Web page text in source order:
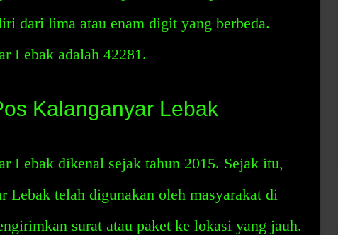
dari lima atau enam digit yang berbeda.
Lebak adalah 42281.
Kalanganyar Lebak
Lebak dikenal sejak tahun 2015. Sejak itu,
Lebak telah digunakan oleh masyarakat di
surat atau paket ke lokasi yang jauh.